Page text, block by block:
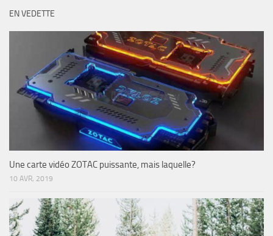
EN VEDETTE
Une carte vidéo ZOTAC puissante, mais laquelle?
10 AVR, 2019